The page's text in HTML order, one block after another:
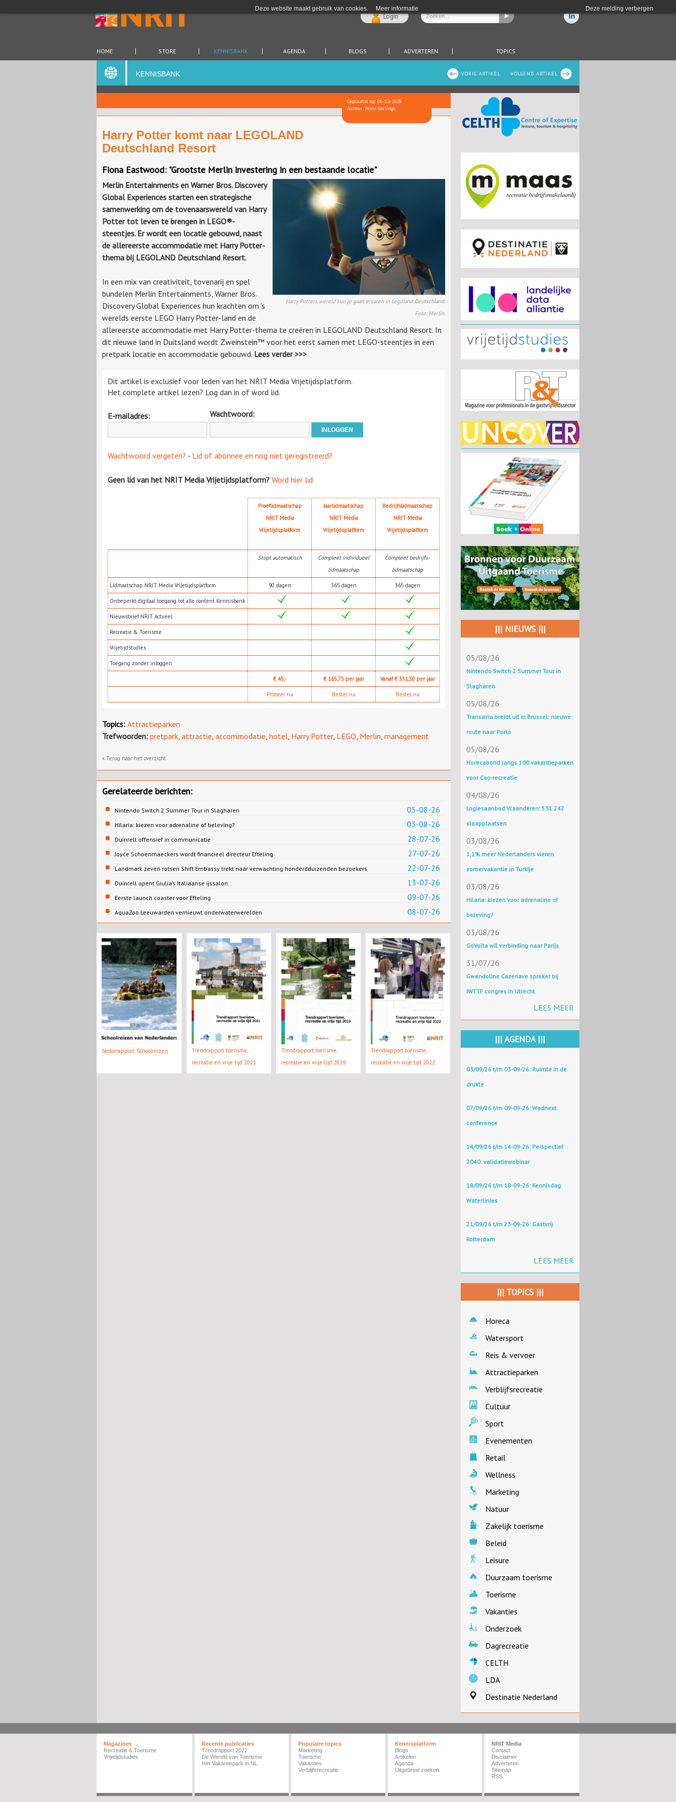
Deze website maakt gebruik van cookies. Meer informatie Deze melding verbergen
Login
HOME STORE KENNISBANK AGENDA BLOGS ADVERTEREN TOPICS
VOLGEND ARTIKEL
VORIG ARTIKEL
KENNISBANK
Geplaatst op: 01-12-2025
Auteur: Marc Gerlings
Harry Potter komt naar LEGOLAND
Deutschland Resort
Fiona Eastwood: "Grootste Merlin investering in een bestaande locatie"
Harry Potters wereld kun je gaan ervaren in Legoland Deutschland.
Foto: Merlin.
Merlin Entertainments en Warner Bros. Discovery
Global Experiences starten een strategische
samenwerking om de tovenaarswereld van Harry
Potter tot leven te brengen in LEGO®-
steentjes. Er wordt een locatie gebouwd, naast
de allereerste accommodatie met Harry Potter-
thema bij LEGOLAND Deutschland Resort.
In een mix van creativiteit, tovenarij en spel
bundelen Merlin Entertainments, Warner Bros.
Discovery Global Experiences hun krachten om 's
werelds eerste LEGO Harry Potter-land en de
allereerste accommodatie met Harry Potter-thema te creëren in LEGOLAND Deutschland Resort. In
dit nieuwe land in Duitsland wordt Zweinstein™ voor het eerst samen met LEGO-steentjes in een
pretpark locatie en accommodatie gebouwd. Lees verder >>>
Dit artikel is exclusief voor leden van het NRIT Media Vrijetijdsplatform.
Het complete artikel lezen? Log dan in of word lid.
E-mailadres: Wachtwoord:
Wachtwoord vergeten? - Lid of abonnee en nog niet geregistreerd?
Geen lid van het NRIT Media Vrijetijdsplatform? Word hier lid
Proeflidmaatschap
NRIT Media
Vrijetijdsplatform
Jaarlidmaatschap
NRIT Media
Vrijetijdsplatform
Bedrijfslidmaatschap
NRIT Media
Vrijetijdsplatform
Stopt automatisch
Compleet individueel
lidmaatschap
Compleet bedrijfs-
lidmaatschap
Lidmaatschap NRIT Media Vrijetijdsplatform 90 dagen 365 dagen 365 dagen
Onbeperkt digitaal toegang tot alle content Kennisbank
Nieuwsbrief NRIT Actueel
Recreatie & Toerisme
Vrijetijdstudies
Toegang zonder inloggen
€ 45,- € 165,75 per jaar Vanaf € 331,50 per jaar
Probeer nu Bestel nu Bestel nu
Topics: Attractieparken
Trefwoorden: pretpark attractie accommodatie hotel Harry Potter, LEGO Merlin management
« Terug naar het overzicht
Gerelateerde berichten:
05-08-26
Nintendo Switch 2 Summer Tour in Slagharen
03-08-26
Hilaria: kiezen voor adrenaline of beleving?
28-07-26
Duinrell offensief in communicatie
27-07-26
Joyce Schoenmaeckers wordt financieel directeur Efteling
22-07-26
Landmark zeven rotsen Shift Embassy trekt naar verwachting honderdduizenden bezoekers
13-07-26
Duinrell opent Giulia’s Italiaanse ijssalon
09-07-26
Eerste launch coaster voor Efteling
08-07-26
AquaZoo Leeuwarden vernieuwt onderwaterwerelden
Sectorrapport: Schoolreizen
Trendrapport toerisme,
recreatie en vrije tijd 2021
Trendrapport toerisme,
recreatie en vrije tijd 2019
Trendrapport toerisme,
recreatie en vrije tijd 2022
||| NIEUWS |||
05/08/26
Nintendo Switch 2 Summer Tour in
Slagharen
05/08/26
Transavia breidt uit in Brussel: nieuwe
route naar Porto
05/08/26
Horecabond langs 100 vakantieparken
voor Cao-recreatie
04/08/26
Logiesaanbod Vlaanderen: 531.242
slaapplaatsen
03/08/26
1,1% meer Nederlanders vieren
zomervakantie in Turkije
03/08/26
Hilaria: kiezen voor adrenaline of
beleving?
03/08/26
GoVolta wil verbinding naar Parijs
31/07/26
Gwendoline Cazenave spreker bij
IWTTF congres in Utrecht
LEES MEER
||| AGENDA |||
03/09/26 t/m 03-09-26: Ruimte in de
drukte
07/09/26 t/m 09-09-26: Wadnext
conference
14/09/26 t/m 14-09-26: Perspectief
2040: validatiewebinar
18/09/26 t/m 18-09-26: Kennisdag
Waterlinies
21/09/26 t/m 23-09-26: Gastvrij
Rotterdam
LEES MEER
||| TOPICS |||
Horeca
Watersport
Reis & vervoer
Attractieparken
Verblijfsrecreatie
Cultuur
Sport
Evenementen
Retail
Wellness
Marketing
Natuur
Zakelijk toerisme
Beleid
Leisure
Duurzaam toerisme
Toerisme
Vakanties
Onderzoek
Dagrecreatie
CELTH
LDA
Destinatie Nederland
Magazines
Recreatie & Toerisme
Vrijetijdstudies
Recente publicaties
Trendrapport 2022
De Wereld van Toerisme
Het Vakantiepark in NL
Populaire topics
Marketing
Toerisme
Vakanties
Verblijfsrecreatie
Kennisplatform
Blogs
Artikelen
Agenda
Uitgebreid zoeken
NRIT Media
Contact
Disclaimer
Adverteren
Sitemap
RSS